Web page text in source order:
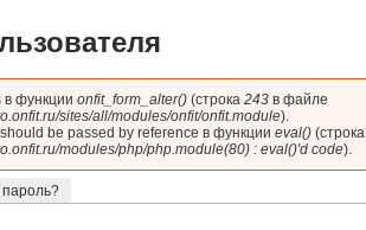
в функции onfit_form_alter() (строка 243 в файле
sites/all/modules/onfit/onfit.module).
be passed by reference в функции eval() (строка
modules/php/php.module(80) : eval()'d code).